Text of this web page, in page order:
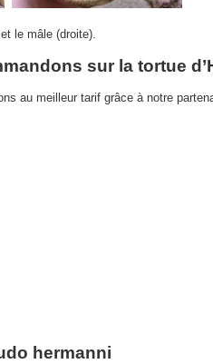
le mâle (droite).
sur la tortue
au meilleur tarif grâce à notre
hermanni